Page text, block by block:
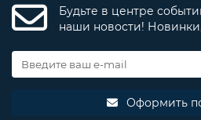
Будьте в центре
наши новости!
Оформить